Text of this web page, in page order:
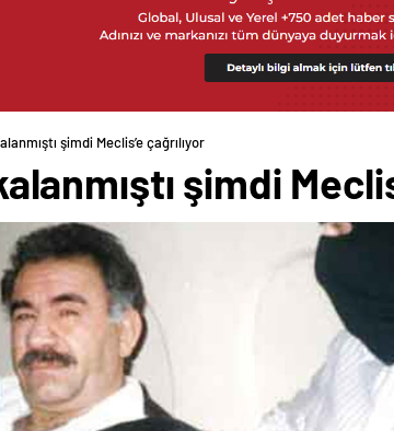
şimdi Meclis’e çağrılıyor
şimdi